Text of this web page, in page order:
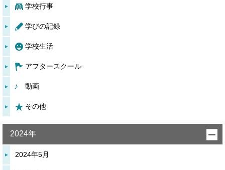
学校行事
学びの記録
学校生活
アフタースクール
動画
その他
2024年
2024年5月